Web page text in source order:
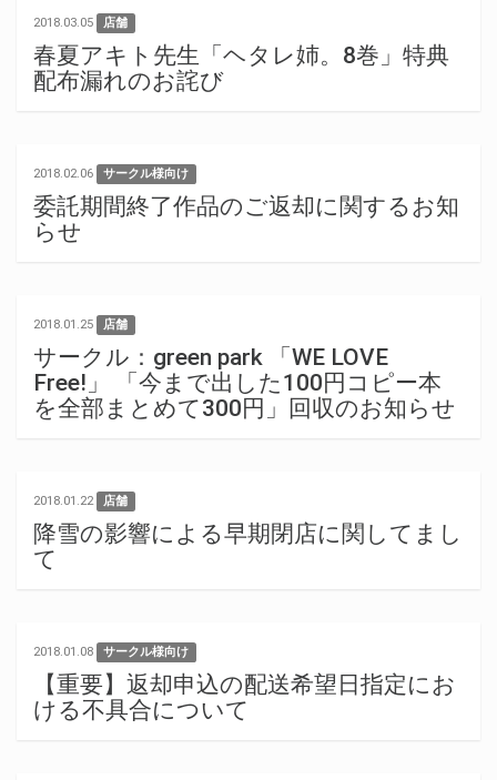
2018.03.05 店舗
春夏アキト先生「ヘタレ姉。8巻」特典
配布漏れのお詫び
2018.02.06 サークル様向け
委託期間終了作品のご返却に関するお知
らせ
2018.01.25 店舗
サークル：green park 「WE LOVE
Free!」 「今まで出した100円コピー本
を全部まとめて300円」回収のお知らせ
2018.01.22 店舗
降雪の影響による早期閉店に関してまし
て
2018.01.08 サークル様向け
【重要】返却申込の配送希望日指定にお
ける不具合について